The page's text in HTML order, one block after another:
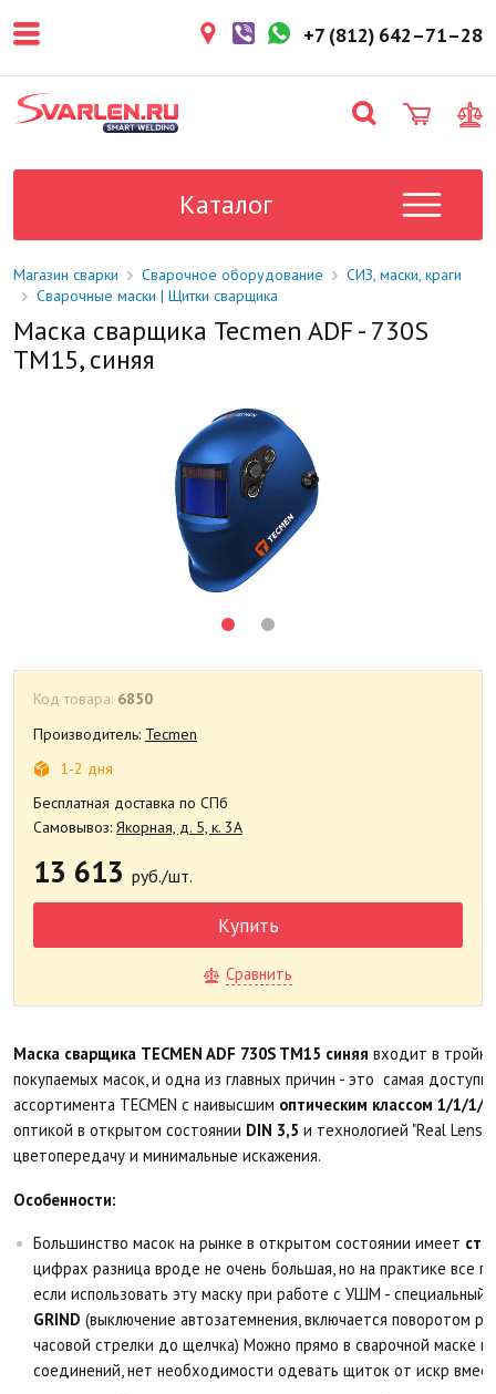
более 3 рабочих дней.
поставки в магазин: 1-2 рабочих
дня.
Данный товар отсутствует на
уточните у менеджера.
+7 (812) 642–71–28
Каталог
Магазин сварки Сварочное оборудование
СИЗ, маски, краги
Сварочные маски | Щитки сварщика
Маска сварщика Tecmen ADF - 730S
TM15, синяя
Код товара: 6850
Производитель: Tecmen
1-2 дня
Бесплатная доставка по СПб
Самовывоз: Якорная, д. 5, к. 3А
13 613 руб./шт.
Купить
Сравнить
Маска сварщика TECMEN ADF 730S TM15 синяя входит в
покупаемых масок, и одна из главных причин - это самая
ассортимента TECMEN c наивысшим оптическим классом 1/1/1/1
оптикой в открытом состоянии DIN 3,5 и технологией "Real
цветопередачу и минимальные искажения.
Особенности:
Большинство масок на рынке в открытом состоянии имеет
цифрах разница вроде не очень большая, но на практике все
если использовать эту маску при работе с УШМ -
GRIND (выключение автозатемнения, включается поворотом
часовой стрелки до щелчка) Можно прямо в сварочной маске
соединений, нет необходимости одевать щиток от искр